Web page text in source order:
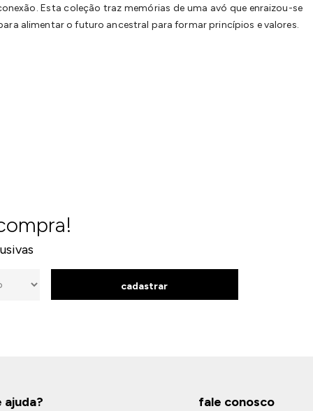
Esta coleção traz memórias de uma avó que enraizou-se
alimentar o futuro ancestral para formar princípios e valores.
cadastrar
ajuda? fale conosco